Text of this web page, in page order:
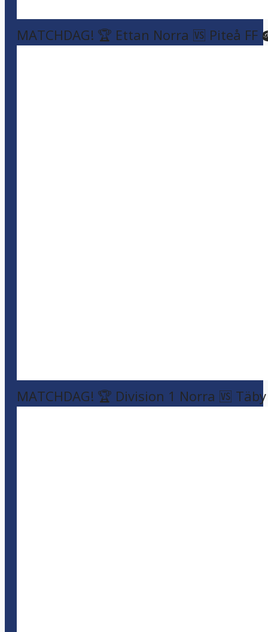
MATCHDAG! 🏆 Ettan Norra 🆚 Piteå FF
MATCHDAG! 🏆 Division 1 Norra 🆚